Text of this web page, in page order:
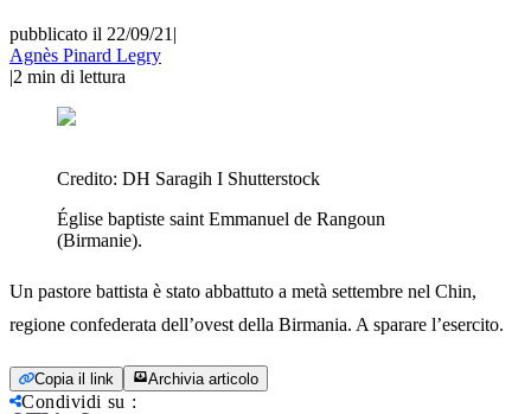
pubblicato il 22/09/21 |
Agnès Pinard Legry
|2 min di lettura
Credito: DH Saragih I Shutterstock
Église baptiste saint Emmanuel de Rangoun
(Birmanie).
Un pastore battista è stato abbattuto a metà settembre nel Chin,
regione confederata dell’ovest della Birmania. A sparare l’esercito.
Copia il link Archivia articolo
Condividi su :